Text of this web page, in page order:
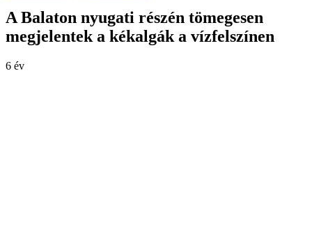
A Balaton nyugati részén tömegesen
megjelentek a kékalgák a vízfelszínen
6 év